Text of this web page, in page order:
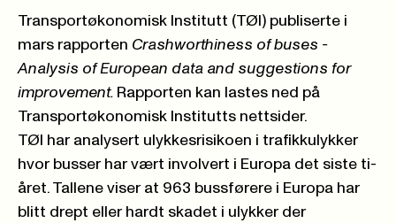
Transportøkonomisk Institutt (TØI) publiserte i
mars rapporten Crashworthiness of buses -
Analysis of European data and suggestions for
improvement. Rapporten kan lastes ned på
Transportøkonomisk Institutts nettsider.
TØI har analysert ulykkesrisikoen i trafikkulykker
hvor busser har vært involvert i Europa det siste ti-
året. Tallene viser at 963 bussførere i Europa har
blitt drept eller hardt skadet i ulykker der